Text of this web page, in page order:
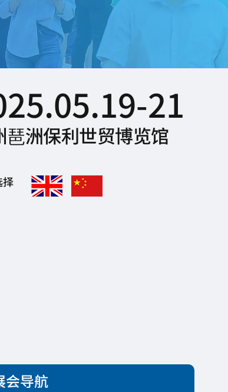
21
琶洲保利世贸博览馆
择
会导航